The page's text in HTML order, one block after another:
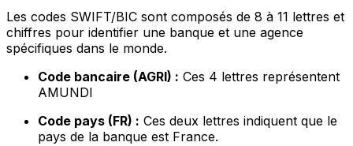
Les codes SWIFT/BIC sont composés de 8 à 11 lettres et
chiffres pour identifier une banque et une agence
spécifiques dans le monde.
Code bancaire (AGRI) : Ces 4 lettres représentent
AMUNDI
Code pays (FR) : Ces deux lettres indiquent que le
pays de la banque est France.